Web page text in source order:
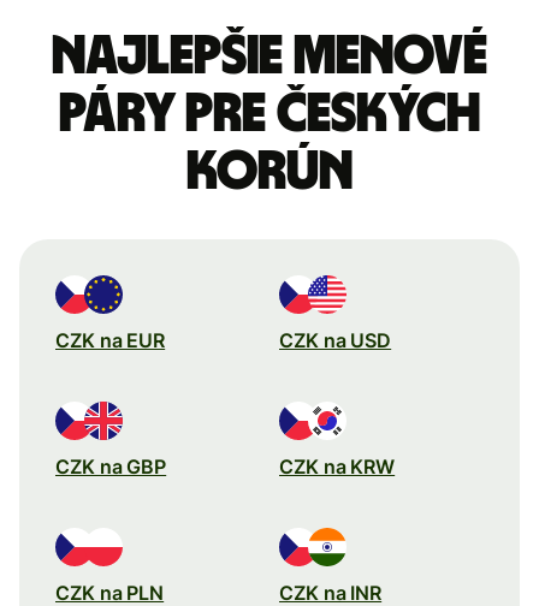
Najlepšie menové
páry pre Českých
korún
CZK na EUR CZK na USD
CZK na GBP CZK na KRW
CZK na PLN CZK na INR